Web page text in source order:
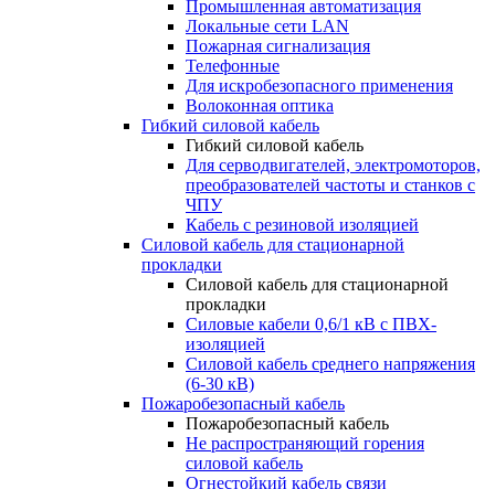
Промышленная автоматизация
Локальные сети LAN
Пожарная сигнализация
Телефонные
Для искробезопасного применения
Волоконная оптика
Гибкий силовой кабель
Гибкий силовой кабель
Для серводвигателей, электромоторов,
преобразователей частоты и станков с
ЧПУ
Кабель с резиновой изоляцией
Силовой кабель для стационарной
прокладки
Силовой кабель для стационарной
прокладки
Силовые кабели 0,6/1 кВ с ПВХ-
изоляцией
Силовой кабель среднего напряжения
(6-30 кВ)
Пожаробезопасный кабель
Пожаробезопасный кабель
Не распространяющий горения
силовой кабель
Огнестойкий кабель связи